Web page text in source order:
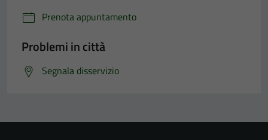
Prenota appuntamento
Problemi in città
Segnala disservizio